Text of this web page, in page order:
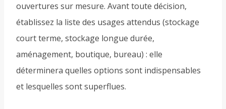
ouvertures sur mesure. Avant toute décision,
établissez la liste des usages attendus (stockage
court terme, stockage longue durée,
aménagement, boutique, bureau) : elle
déterminera quelles options sont indispensables
et lesquelles sont superflues.